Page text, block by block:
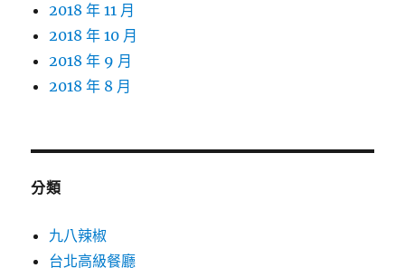
2018 年 11 月
2018 年 10 月
2018 年 9 月
2018 年 8 月
分類
九八辣椒
台北高級餐廳